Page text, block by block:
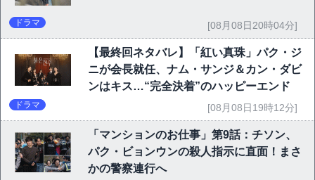
ドラマ [08月08日20時04分]
【最終回ネタバレ】「紅い真珠」パク・ジ
ニが会長就任、ナム・サンジ＆カン・ダビ
ンはキス…“完全決着”のハッピーエンド
ドラマ [08月08日19時12分]
「マンションのお仕事」第9話：チソン、
パク・ビョンウンの殺人指示に直面！まさ
かの警察連行へ